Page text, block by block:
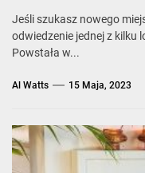
Jeśli szukasz nowego
odwiedzenie jednej z kilku
Powstała w...
Al Watts 15 Maja, 2023